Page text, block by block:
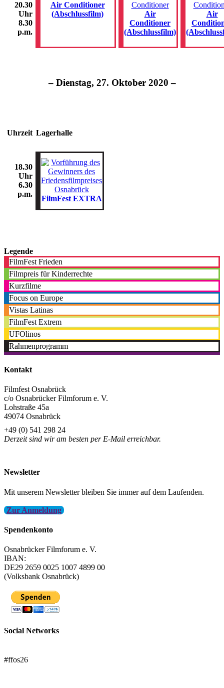
20.30
Uhr
8.30
p.m.
Air Conditioner
(Abschlussfilm)
Air
Conditioner
(Abschlussfilm)
Air
– Dienstag, 27. Oktober 2020 –
Uhrzeit Lagerhalle
18.30
Uhr
6.30
p.m.
FilmFest EXTRA
Legende
FilmFest Frieden
Filmpreis für Kinderrechte
Kurzfilme
Focus on Europe
Vistas Latinas
FilmFest Extrem
UFOlinos
Rahmenprogramm
Kontakt
Filmfest Osnabrück
c/o Osnabrücker Filmforum e. V.
Lohstraße 45a
49074 Osnabrück
+49 (0) 541 298 24
Derzeit sind wir am besten per E-Mail erreichbar.
Newsletter
Mit unserem Newsletter bleiben Sie immer auf dem Laufenden.
Zur Anmeldung
Spendenkonto
Osnabrücker Filmforum e. V.
IBAN:
DE29 2659 0025 1007 4899 00
(Volksbank Osnabrück)
Social Networks
#ffos26